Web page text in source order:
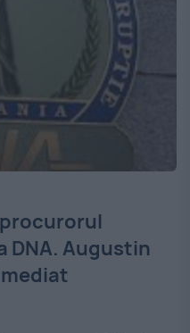
procurorul
DNA. Augustin